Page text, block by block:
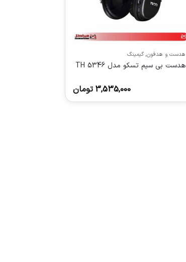
هدست و هدفون,گیمینگ
هدست بی سیم تسکو مدل TH 5346
3,535,000 تومان